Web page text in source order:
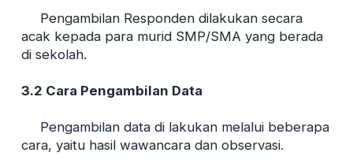
Pengambilan Responden dilakukan secara
acak kepada para murid SMP/SMA yang berada
di sekolah.
3.2 Cara Pengambilan Data
Pengambilan data di lakukan melalui beberapa
cara, yaitu hasil wawancara dan observasi.